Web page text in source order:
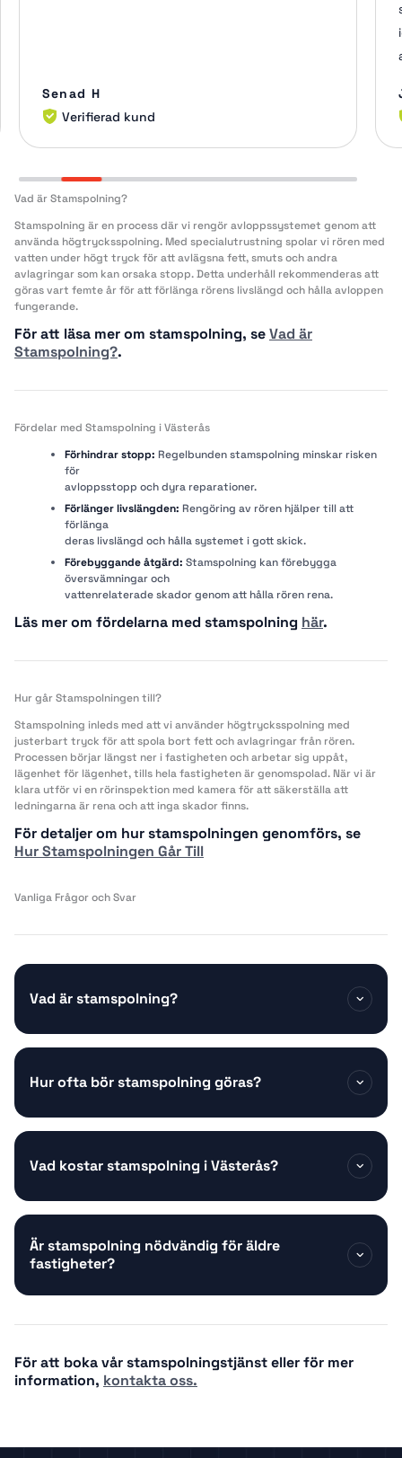
Senad H
Verifierad kund
Vad är Stamspolning?
Stamspolning är en process där vi rengör avloppssystemet genom att
använda högtrycksspolning. Med specialutrustning spolar vi rören med
vatten under högt tryck för att avlägsna fett, smuts och andra
avlagringar som kan orsaka stopp. Detta underhåll rekommenderas att
göras vart femte år för att förlänga rörens livslängd och hålla avloppen
fungerande.
För att läsa mer om stamspolning, seVad är
Stamspolning?.
Fördelar med Stamspolning i Västerås
Förhindrar stopp: Regelbunden stamspolning minskar risken
för
avloppsstopp och dyra reparationer.
Förlänger livslängden: Rengöring av rören hjälper till att
förlänga
deras livslängd och hålla systemet i gott skick.
Förebyggande åtgärd: Stamspolning kan förebygga
översvämningar och
vattenrelaterade skador genom att hålla rören rena.
Läs mer om fördelarna med stamspolning här.
Hur går Stamspolningen till?
Stamspolning inleds med att vi använder högtrycksspolning med
justerbart tryck för att spola bort fett och avlagringar från rören.
Processen börjar längst ner i fastigheten och arbetar sig uppåt,
lägenhet för lägenhet, tills hela fastigheten är genomspolad. När vi är
klara utför vi en rörinspektion med kamera för att säkerställa att
ledningarna är rena och att inga skador finns.
För detaljer om hur stamspolningen genomförs, se
Hur Stamspolningen Går Till
Vanliga Frågor och Svar
Vad är stamspolning?
Hur ofta bör stamspolning göras?
Vad kostar stamspolning i Västerås?
Är stamspolning nödvändig för äldre
fastigheter?
För att boka vår stamspolningstjänst eller för mer
information, kontakta oss.